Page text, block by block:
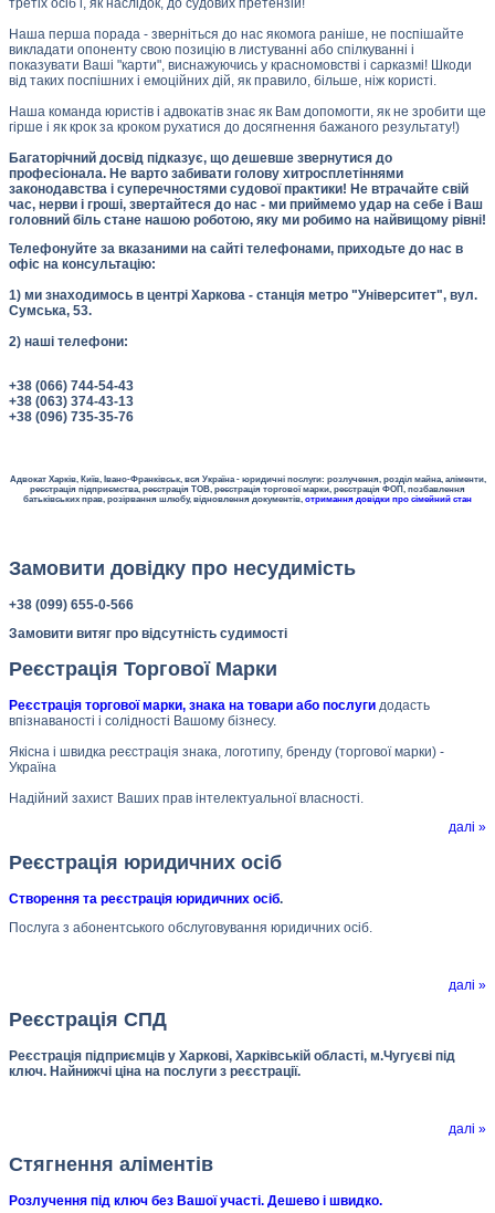
третіх осіб і, як наслідок, до судових претензій!
Наша перша порада - зверніться до нас якомога раніше, не поспішайте
викладати опоненту свою позицію в листуванні або спілкуванні і
показувати Ваші "карти", виснажуючись у красномовстві і сарказмі! Шкоди
від таких поспішних і емоційних дій, як правило, більше, ніж користі.
Наша команда юристів і адвокатів знає як Вам допомогти, як не зробити ще
гірше і як крок за кроком рухатися до досягнення бажаного результату!)
Багаторічний досвід підказує, що дешевше звернутися до
професіонала. Не варто забивати голову хитросплетіннями
законодавства і суперечностями судової практики! Не втрачайте свій
час, нерви і гроші, звертайтеся до нас - ми приймемо удар на себе і Ваш
головний біль стане нашою роботою, яку ми робимо на найвищому рівні!
Телефонуйте за вказаними на сайті телефонами, приходьте до нас в
офіс на консультацію:
1) ми знаходимось в центрі Харкова - станція метро "Університет", вул.
Сумська, 53.
2) наші телефони:
+38 (066) 744-54-43
+38 (063) 374-43-13
+38 (096) 735-35-76
Адвокат Харків, Київ, Івано-Франківськ, вся Україна - юридичні послуги: розлучення, розділ майна, аліменти,
реєстрація підприємства, реєстрація ТОВ, реєстрація торгової марки, реєстрація ФОП, позбавлення
батьківських прав, розірвання шлюбу, відновлення документів, отримання довідки про сімейний стан
Замовити довідку про несудимість
+38 (099) 655-0-566
Замовити витяг про відсутність судимості
Реєстрація Торгової Марки
Реєстрація торгової марки, знака на товари або послуги додасть
впізнаваності і солідності Вашому бізнесу.
Якісна і швидка реєстрація знака, логотипу, бренду (торгової марки) -
Україна
Надійний захист Ваших прав інтелектуальної власності.
далі »
Реєстрація юридичних осіб
Створення та реєстрація юридичних осіб.
Послуга з абонентського обслуговування юридичних осіб.
далі »
Реєстрація СПД
Реєстрація підприємців у Харкові, Харківській області, м.Чугуєві під
ключ. Найнижчі ціна на послуги з реєстрації.
далі »
Стягнення аліментів
Розлучення під ключ без Вашої участі. Дешево і швидко.